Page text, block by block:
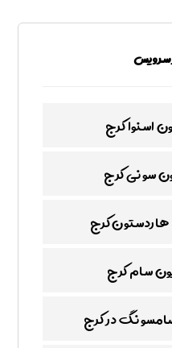
سرویس
اسنوا کرج
سونی کرج
هاردستون کرج
سام کرج
در کرج